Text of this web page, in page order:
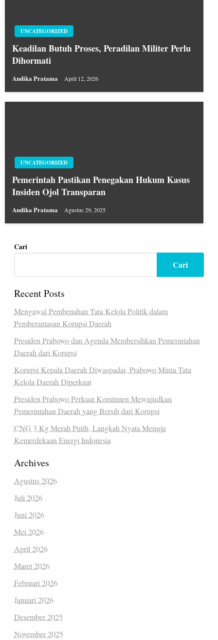
UNCATEGORIZED
Keadilan Butuh Proses, Peradilan Militer Perlu
Dihormati
Andika Pratama April 12, 2026
UNCATEGORIZED
Pemerintah Pastikan Penegakan Hukum Kasus
Insiden Ojol Transparan
Andika Pratama Agustus 29, 2025
Cari
Cari
Recent Posts
Mengawal Pembenahan Tata Kelola Politik dalam
Pemberantasan Korupsi Daerah
Presiden Prabowo dan Agenda Membersihkan Pemerintahan
Daerah dari Korupsi
Korupsi Kepala Daerah Diwaspadai, Prabowo Minta Tata
Kelola Daerah Diperkuat
Presiden Prabowo Perkuat Komitmen Mewujudkan
Pemerintahan Daerah yang Bersih dari Korupsi
CNG 3 Kg Merah Putih, Langkah Nyata Menuju
Kemerdekaan Energi Indonesia
Archives
Agustus 2026
Juli 2026
Juni 2026
Mei 2026
April 2026
Maret 2026
Februari 2026
Januari 2026
Desember 2025
November 2025